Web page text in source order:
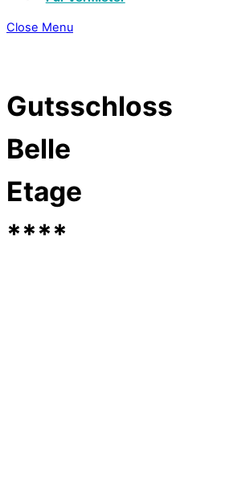
Close Menu
Gutsschloss
Belle
Etage
****